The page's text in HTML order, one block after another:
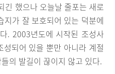
긴 했으나 오늘날 줄포는 새로
가 잘 보호되어 있는 덕분에
. 2003년도에 시작된 조성사
되어 있을 뿐만 아니라 계절
의 발길이 끊이지 않고 있다.